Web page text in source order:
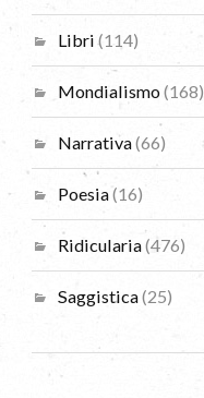
Libri (114)
Mondialismo(168)
Narrativa(66)
Poesia(16)
Ridicularia(476)
Saggistica(25)